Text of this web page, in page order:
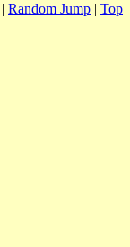
Random Jump | Top